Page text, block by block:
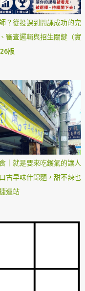
？從投課到開課成功的完
審查邏輯與招生關鍵（實
版
｜就是要來吃鑊氣的讓人
古早味什錦麵，甜不辣也
運站